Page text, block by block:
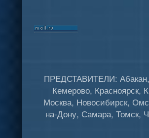
ПРЕДСТАВИТЕЛИ:
Кемерово, Красноярск,
Москва, Новосибирск,
на-Дону, Самара, Томск,